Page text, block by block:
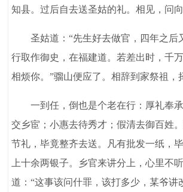
知县。过后自去送圣姑的礼。相见，问向
圣姑道：“先生好去做官，四年之后
行取作御史，在福建道。若差出时，千
相烦你。”骝山便应了。相辞到家祭祖，
一到任，倒也是个老在行：厚礼奉承
交乡宦；小惠去待秀才；假清去御百姓
节礼，毕竟整齐去送。凡有批发一纸，
上十余两银子。乡官来讲分上，心里不
道：“这事该问什罪，该打多少，某爷讲